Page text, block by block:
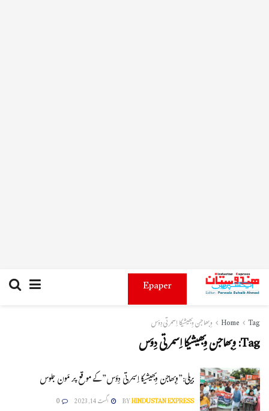
Epaper
Home Tag وِبھاجن وِبھیشیکا اِسمرتی دِوَس
Tag:وِبھاجن وِبھیشیکا اِسمرتی دِوَس
بریلی:”وِبھاجن وِبھیشیکا اِسمرتی دِوَس” کے موقع پر مَون جلوس
BYHINDUSTAN EXPRESS اگست 14, 2023 0